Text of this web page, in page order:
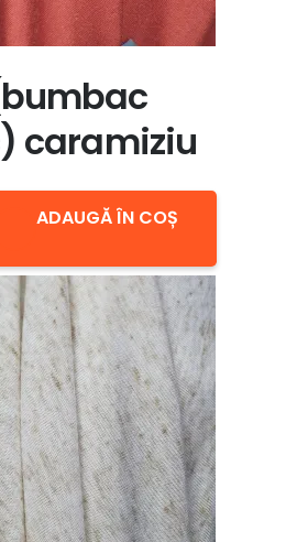
caramiziu
ADAUGĂ ÎN COȘ